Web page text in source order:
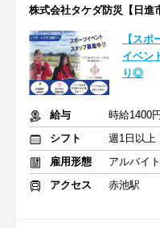
株式会社タケダ防災【日進
【ス
イベン
り◎
給与
時給1400
シフト
雇用形態
アルバイ
アクセス
赤池駅